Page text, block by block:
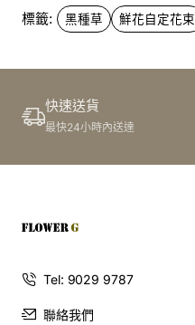
標籤: 黑種草 鮮花自定花束
快速送貨
最快24小時內送達
Tel: 9029 9787
聯絡我們